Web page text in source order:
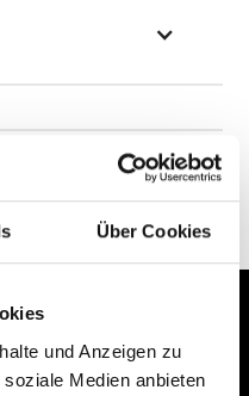
Über Cookies
und Anzeigen zu
Medien anbieten